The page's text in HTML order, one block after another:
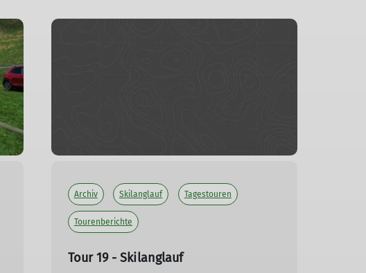
Archiv Skilanglauf Tagestouren
Tourenberichte
Tour 19 - Skilanglauf